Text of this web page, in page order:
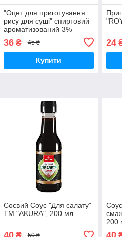
"Оцет для приготування
рису для суші" спиртовий
ароматизований 3%
36₴ 45 ₴
Купити
24
Соєвий Соус "Для салату"
ТМ "AKURA", 200 мл
50 ₴
200